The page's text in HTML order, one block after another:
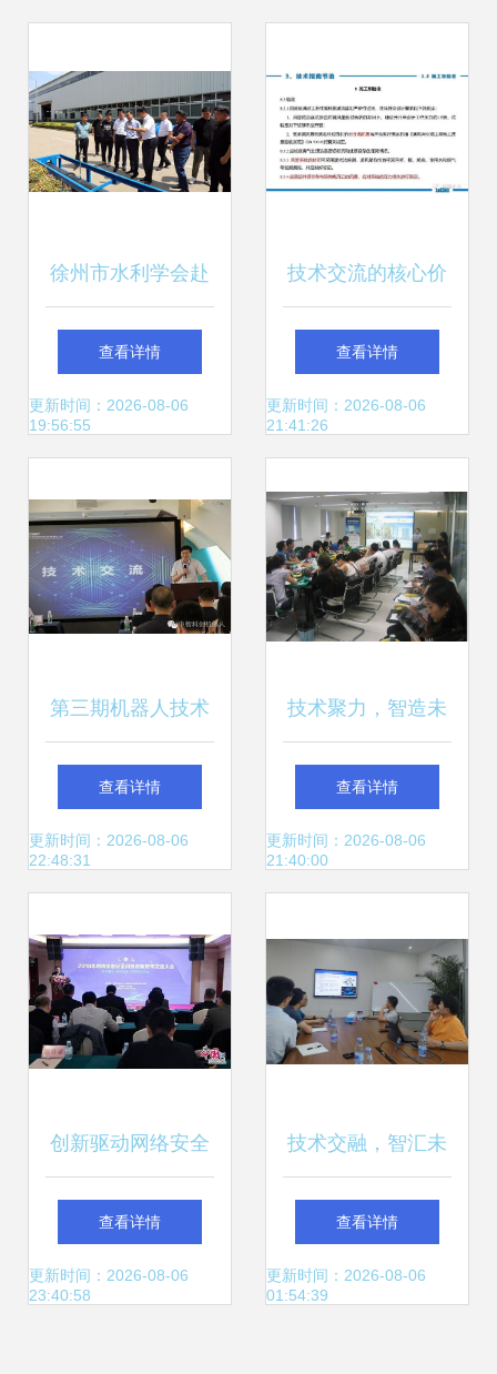
龙活动技术交流
徐州市水利学会赴
山东东宏管业股份
技术考察与交流活
查看详情
更新时间：2026-08-06
19:56:55
技术交流的核心价
值 智慧共享与企业
创新
查看详情
更新时间：2026-08-06
21:41:26
第三期机器人技术
交流会 安防新趋势
与技术创新
查看详情
更新时间：2026-08-06
22:48:31
技术聚力，智造未
来 天辰TCBCI在基
准方中成功举办产
查看详情
更新时间：2026-08-06
21:40:00
创新驱动网络安全
2018网络信息安全
科技创新技术交流
查看详情
更新时间：2026-08-06
23:40:58
技术交融，智汇未
来——日本工程院
外籍院士董勤喜一
查看详情
更新时间：2026-08-06
01:54:39